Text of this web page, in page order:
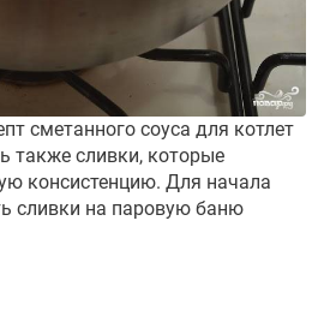
сметанного соуса для котлет
также сливки, которые
консистенцию. Для начала
сливки на паровую баню